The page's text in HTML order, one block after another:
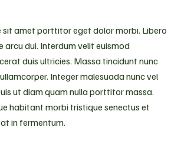
sit amet porttitor eget dolor morbi. Libero
arcu dui. Interdum velit euismod
duis ultricies. Massa tincidunt nunc
Integer malesuada nunc vel
ut diam quam nulla porttitor massa.
habitant morbi tristique senectus et
in fermentum.